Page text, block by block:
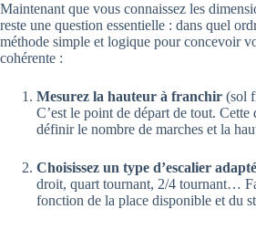
Maintenant que vous connaissez les
reste une question essentielle : dans quel
méthode simple et logique pour concevoir
cohérente :
Mesurez la hauteur à franchir (sol
C’est le point de départ de tout. Cette
définir le nombre de marches et la
Choisissez un type d’escalier
droit, quart tournant, 2/4 tournant…
fonction de la place disponible et du